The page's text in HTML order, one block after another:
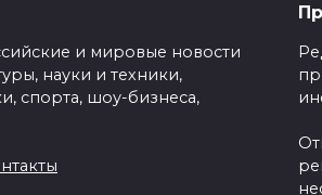
и мировые новости
науки и техники,
спорта, шоу-бизнеса,